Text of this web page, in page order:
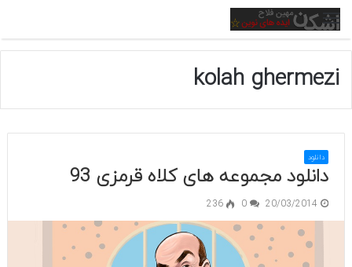
منو
kolah ghermezi
دانلود
دانلود مجموعه های کلاه قرمزی 93
20/03/2014
0
236